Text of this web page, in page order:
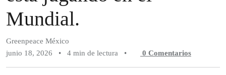
Mundial.
Greenpeace México
junio 18, 2026
• 4 min de lectura • 0 Comentarios